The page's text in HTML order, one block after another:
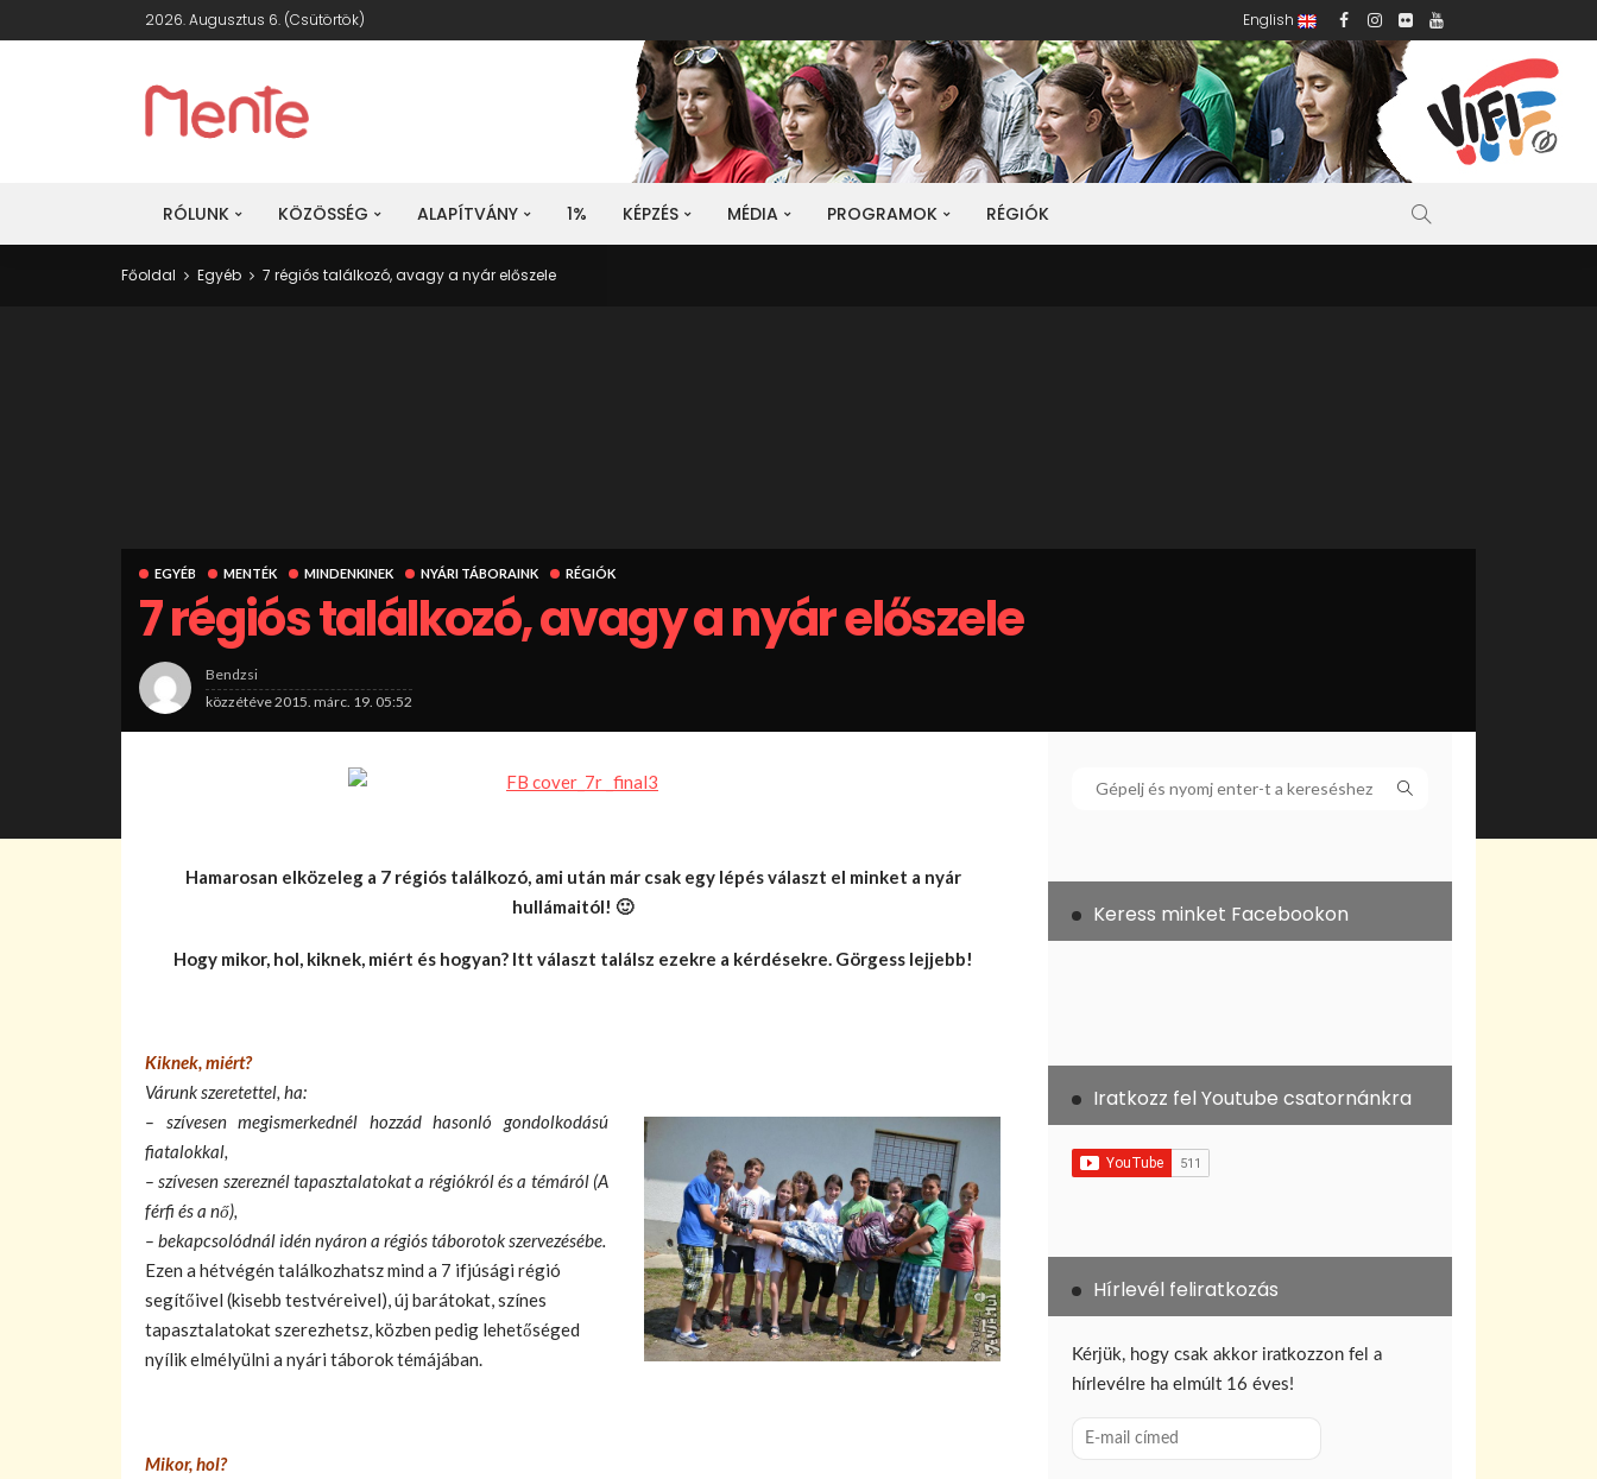
2026. Augusztus 6. (csütörtök) English
RÓLUNK KÖZÖSSÉG ALAPÍTVÁNY 1% KÉPZÉS MÉDIA PROGRAMOK RÉGIÓK
Főoldal Egyéb 7 régiós találkozó, avagy a nyár előszele
EGYÉB MENTÉK MINDENKINEK NYÁRI TÁBORAINK RÉGIÓK
7 régiós találkozó, avagy a nyár előszele
Bendzsi
közzétéve2015. márc. 19. 05:52
Hamarosan elközeleg a 7 régiós találkozó, ami után már csak egy lépés választ el minket a nyár
hullámaitól! 🙂
Hogy mikor, hol, kiknek, miért és hogyan? Itt választ találsz ezekre a kérdésekre. Görgess lejjebb!
Kiknek, miért?
Várunk szeretettel, ha:
– szívesen megismerkednél hozzád hasonló gondolkodású
fiatalokkal,
– szívesen szereznél tapasztalatokat a régiókról és a témáról (A
férfi és a nő),
– bekapcsolódnál idén nyáron a régiós táborotok szervezésébe.
Ezen a hétvégén találkozhatsz mind a 7 ifjúsági régió
segítőivel (kisebb testvéreivel), új barátokat, színes
tapasztalatokat szerezhetsz, közben pedig lehetőséged
nyílik elmélyülni a nyári táborok témájában.
Mikor, hol?
Keress minket Facebookon
Iratkozz fel Youtube csatornánkra
Hírlevél feliratkozás